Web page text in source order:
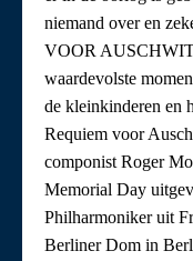
niemand over en
VOOR
waardevolste
de kleinkinderen en
Requiem voor
componist Roger
Memorial Day
Philharmoniker uit
Berliner Dom in